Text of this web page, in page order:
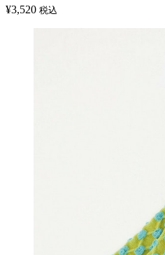
¥3,520 税込